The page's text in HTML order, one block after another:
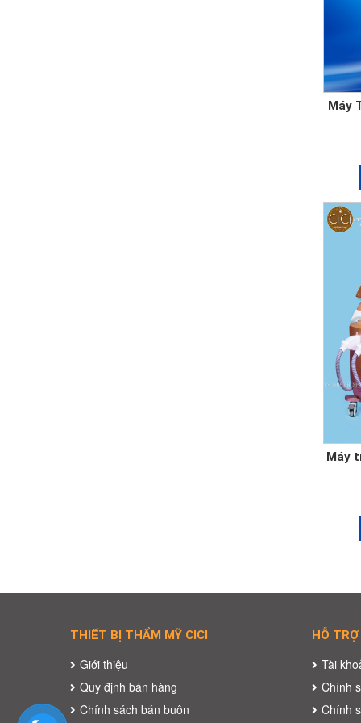
Máy
Máy
THIẾT BỊ THẨM MỸ CICI
Giới thiệu
Quy định bán hàng
Chính sách bán buôn
HỖ
Tài
Chính
Chính